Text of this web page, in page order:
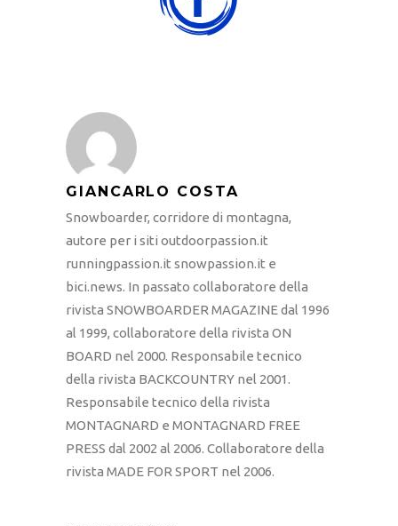
GIANCARLO COSTA
Snowboarder, corridore di montagna,
autore per i siti outdoorpassion.it
runningpassion.it snowpassion.it e
bici.news. In passato collaboratore della
rivista SNOWBOARDER MAGAZINE dal 1996
al 1999, collaboratore della rivista ON
BOARD nel 2000. Responsabile tecnico
della rivista BACKCOUNTRY nel 2001.
Responsabile tecnico della rivista
MONTAGNARD e MONTAGNARD FREE
PRESS dal 2002 al 2006. Collaboratore della
rivista MADE FOR SPORT nel 2006.